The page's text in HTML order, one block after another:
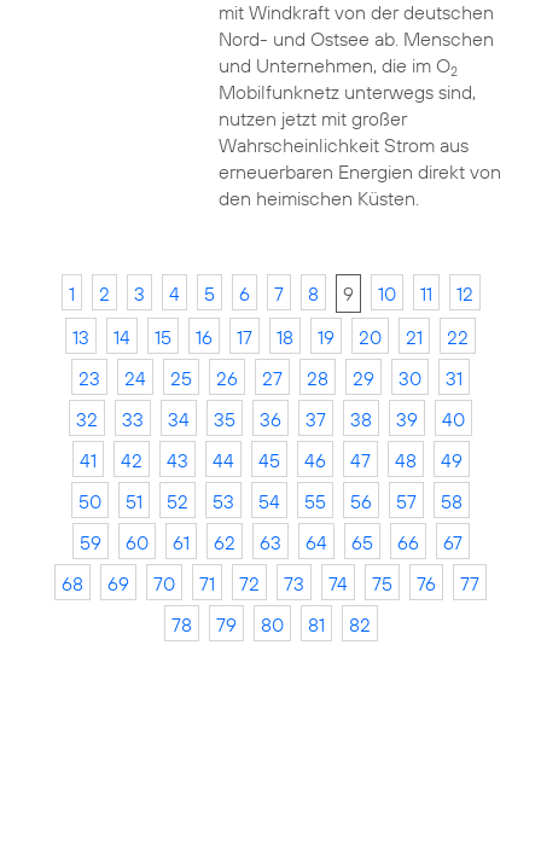
mit Windkraft von der deutschen
Nord- und Ostsee ab. Menschen
und Unternehmen, die im O2
Mobilfunknetz unterwegs sind,
nutzen jetzt mit großer
Wahrscheinlichkeit Strom aus
erneuerbaren Energien direkt von
den heimischen Küsten.
1 2 3 4 5 6 7 8 9 10 11
12
13
14 15 16 17 18 19 20 21
22
23
24 25 26 27 28 29 30
31
32
33 34 35 36 37 38 39
40
41
42 43 44 45 46 47 48
49
50
51 52 53 54 55 56 57
58
59
60 61 62 63 64 65 66
67
68
69 70 71 72 73 74 75 76
77
78
79 80 81 82